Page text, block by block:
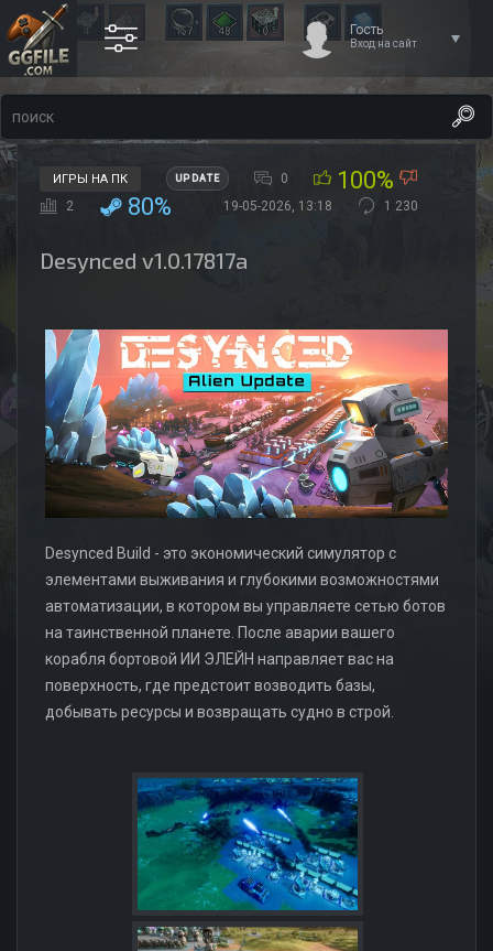
Гость
Вход на сайт
ИГРЫ НА ПК UPDATE 0 100%
2 80% 19-05-2026, 13:18 1 230
Desynced v1.0.17817a
Desynced Build - это экономический симулятор с
элементами выживания и глубокими возможностями
автоматизации, в котором вы управляете сетью ботов
на таинственной планете. После аварии вашего
корабля бортовой ИИ ЭЛЕЙН направляет вас на
поверхность, где предстоит возводить базы,
добывать ресурсы и возвращать судно в строй.